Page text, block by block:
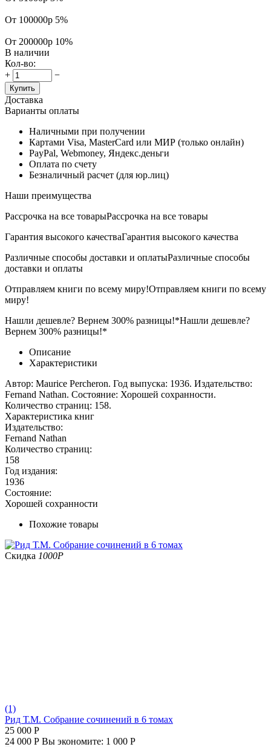
От 100000р 5%
От 200000р 10%
В наличии
Кол-во:
+
−
Купить
Доставка
Варианты оплаты
Наличными при получении
Картами Visa, MasterCard или МИР (только онлайн)
PayPal, Webmoney, Яндекс.деньги
Оплата по счету
Безналичный расчет (для юр.лиц)
Наши преимущества
Рассрочка на все товарыРассрочка на все товары
Гарантия высокого качестваГарантия высокого качества
Различные способы доставки и оплатыРазличные способы
доставки и оплаты
Отправляем книги по всему миру!Отправляем книги по всему
миру!
Нашли дешевле? Вернем 300% разницы!*Нашли дешевле?
Вернем 300% разницы!*
Описание
Характеристики
Автор: Maurice Percheron. Год выпуска: 1936. Издательство:
Fernand Nathan. Состояние: Хорошей сохранности.
Количество страниц: 158.
Характеристика книг
Издательство:
Fernand Nathan
Количество страниц:
158
Год издания:
1936
Состояние:
Хорошей сохранности
Похожие товары
Скидка 1000Р
(1)
Рид Т.М. Собрание сочинений в 6 томах
25 000 Р
24 000 Р Вы экономите: 1 000 Р